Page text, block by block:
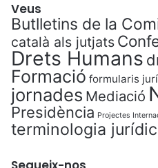
Veus
Butlletins de la
català als jutjats
Drets Humans
Formació formularis
jornades Mediació
Presidència Projectes
terminologia